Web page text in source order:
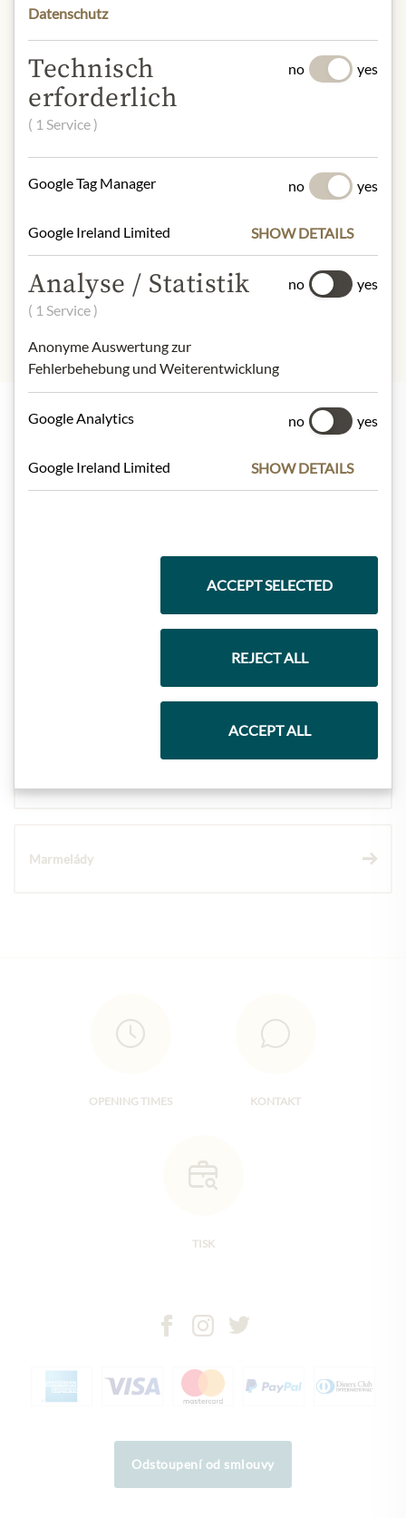
Quattro Ville 155/ 41123 Modena
https://giusti.com/it/pages/contatti
* Wir bitten um Verständnis, dass das
abweichen kann.
Cooked grape must, wine vinegar, and
Schwefeldioxid
Marmelády
OPENING TIMES KONTAKT
TISK
Odstoupení od smlouvy
Datenschutz
Technisch
erforderlich
( 1 Service )
no yes
Google Tag Manager no yes
Google Ireland Limited SHOW DETAILS
Analyse / Statistik
( 1 Service )
Anonyme Auswertung zur
Fehlerbehebung und Weiterentwicklung
no yes
Google Analytics no yes
Google Ireland Limited SHOW DETAILS
ACCEPT SELECTED
REJECT ALL
ACCEPT ALL